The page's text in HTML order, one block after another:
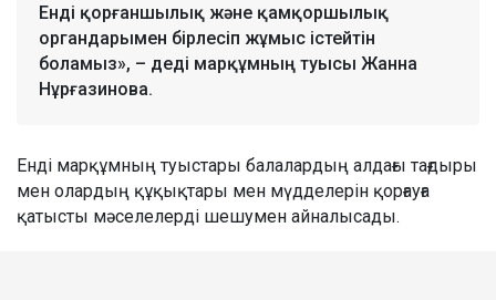
Енді қорғаншылық және қамқоршылық
органдарымен бірлесіп жұмыс істейтін
боламыз», – деді марқұмның туысы Жанна
Нұрғазинова.
Енді марқұмның туыстары балалардың алдағы тағдыры
мен олардың құқықтары мен мүдделерін қорғауға
қатысты мәселелерді шешумен айналысады.